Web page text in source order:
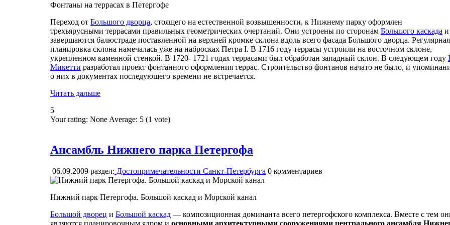
Фонтаны на террасах в Петергофе
Переход от Большого дворца, стоящего на естественной возвышенности, к Нижнему парку оформлен
трехъярусными террасами правильных геометрических очертаний. Они устроены по сторонам Большого каскада и
завершаются балюстраде поставленной на верхней кромке склона вдоль всего фасада Большого дворца. Регулярная
планировка склона намечалась уже на набросках Петра I. В 1716 году террасы устроили на восточном склоне,
укрепленном каменной стенкой. В 1720- 1721 годах террасами был обработан западный склон. В следующем году
Микетти разработал проект фонтанного оформления террас. Строительство фонтанов начато не было, и
о них в документах последующего времени не встречается.
Читать дальше
5
Your rating: None Average: 5 (1 vote)
Ансамбль Нижнего парка Петергофа
06.09.2009 раздел: Достопримечательности Санкт-Петербурга 0 комментариев
Нижний парк Петергофа. Большой каскад и Морской канал
Большой дворец и Большой каскад — композиционная доминанта всего петергофского комплекса. Вместе с тем
являются планировочным ядром и основными архитектурными сооружениями центрального ансамбля